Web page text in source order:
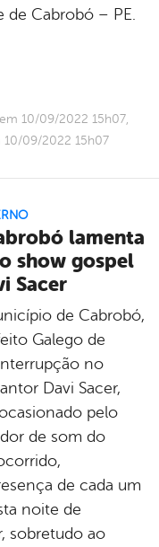
de Cabrobó – PE.
10/09/2022 15h07,
10/09/2022 15h07
lamenta
show gospel
Sacer
de Cabrobó,
Galego de
no
Davi Sacer,
pelo
de som do
de cada um
noite de
sobretudo ao